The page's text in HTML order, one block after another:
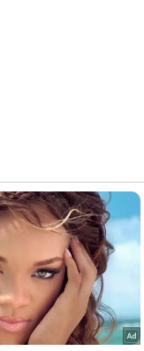
പ്രത്യേകതയുമുണ്ട്.
വാഹനമാണ്
എസ്‌യുവി.